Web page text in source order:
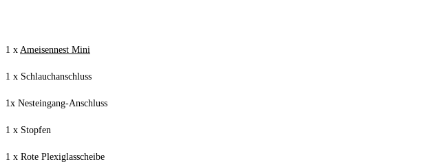
1 x Ameisennest Mini
1 x Schlauchanschluss
1x Nesteingang-Anschluss
1 x Stopfen
1 x Rote Plexiglasscheibe